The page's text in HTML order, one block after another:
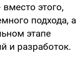
этого,
подхода, а
этапе
и разработок.